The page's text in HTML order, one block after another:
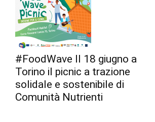
#FoodWave Il 18 giugno a
Torino il picnic a trazione
solidale e sostenibile di
Comunità Nutrienti